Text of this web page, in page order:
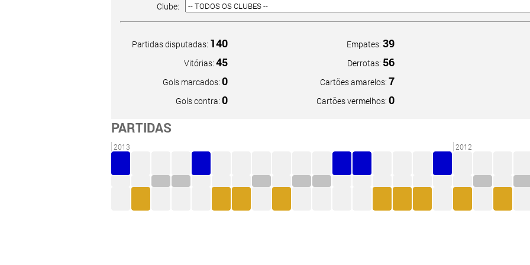
Clube:
Partidas disputadas: 140
Vitórias: 45
Gols marcados: 0
Gols contra: 0
Empates: 39
Derrotas: 56
Cartões amarelos: 7
Cartões vermelhos: 0
PARTIDAS
2013 2012